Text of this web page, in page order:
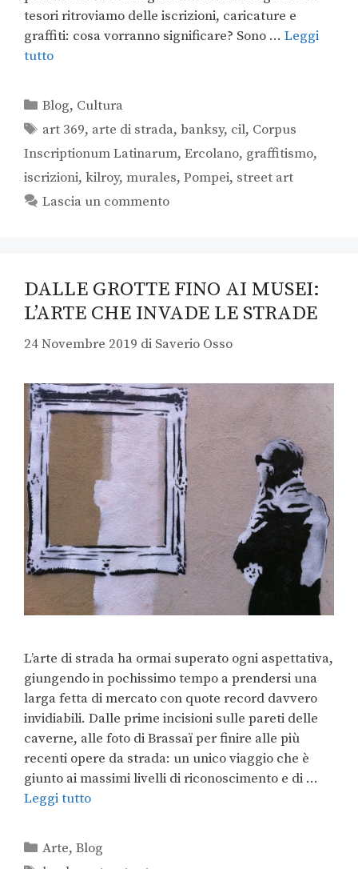
tesori ritroviamo delle iscrizioni, caricature e
graffiti: cosa vorranno significare? Sono … Leggi
tutto
Blog, Cultura
art 369, arte di strada,banksy, cil, Corpus
Inscriptionum Latinarum, Ercolano, graffitismo,
iscrizioni, kilroy, murales, Pompei, street art
Lascia un commento
DALLE GROTTE FINO AI MUSEI:
L’ARTE CHE INVADE LE STRADE
24 Novembre 2019 di Saverio Osso
L’arte di strada ha ormai superato ogni aspettativa,
giungendo in pochissimo tempo a prendersi una
larga fetta di mercato con quote record davvero
invidiabili. Dalle prime incisioni sulle pareti delle
caverne, alle foto di Brassaï per finire alle più
recenti opere da strada: un unico viaggio che è
giunto ai massimi livelli di riconoscimento e di …
Leggi tutto
Arte,Blog